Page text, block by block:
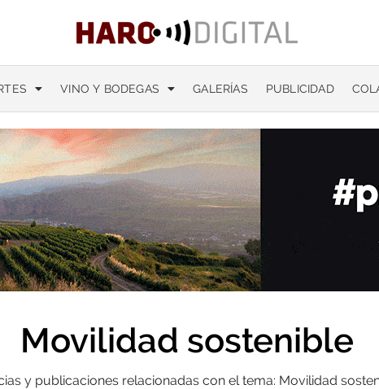
VINO Y BODEGAS GALERÍAS PUBLICIDAD
Movilidad sostenible
y publicaciones relacionadas con el tema: Movilidad